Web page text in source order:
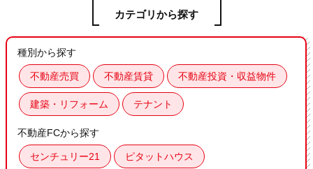
カテゴリから探す
種別から探す
不動産売買 不動産賃貸 不動産投資・収益物件
建築・リフォーム テナント
不動産FCから探す
センチュリー21 ピタットハウス